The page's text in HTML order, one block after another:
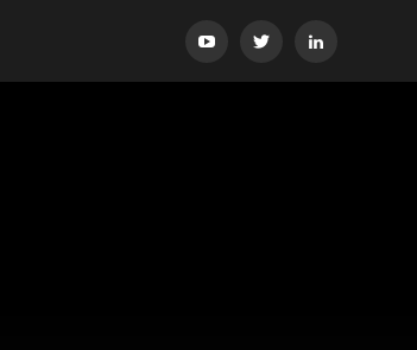
YouTubeTwitter LinkedIn